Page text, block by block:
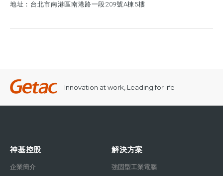
地址：台北市南港區南港路一段209號A棟5樓
Innovation at work, Leading for life
神基控股
企業簡介
解決方案
強固型工業電腦